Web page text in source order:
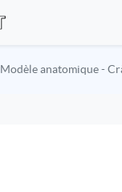
Modèle anatomique -